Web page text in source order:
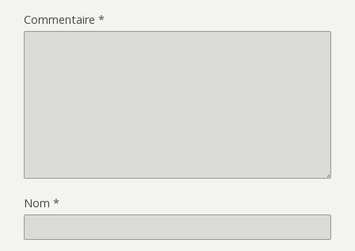
Commentaire *
Nom *